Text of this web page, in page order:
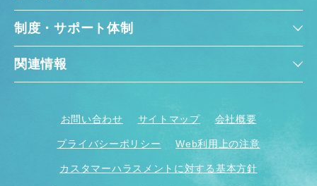
制度・サポート体制
関連情報
お問い合わせ サイトマップ 会社概要
プライバシーポリシー Web利用上の注意
カスタマーハラスメントに対する基本方針